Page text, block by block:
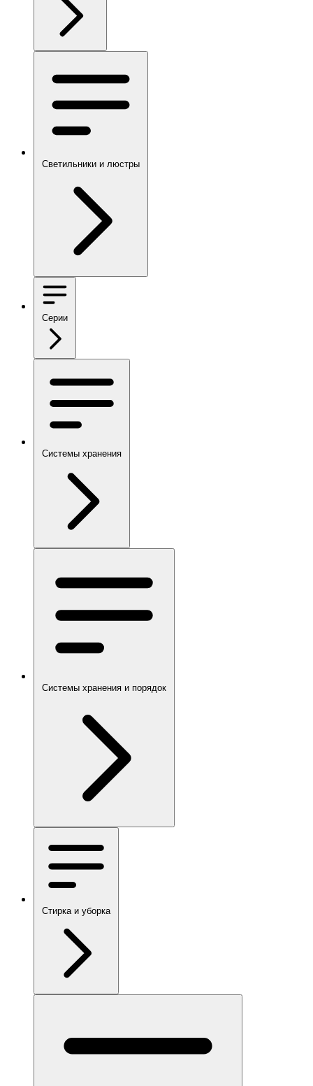
Светильники и люстры
Серии
Системы хранения
Системы хранения и порядок
Стирка и уборка